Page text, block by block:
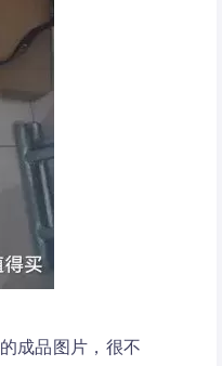
成品图片，很不